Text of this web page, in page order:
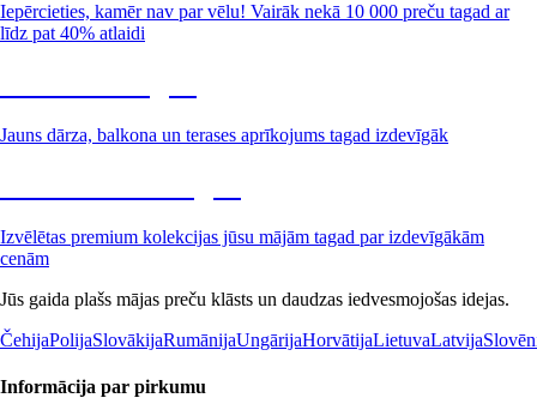
Iepērcieties, kamēr nav par vēlu! Vairāk nekā 10 000 preču tagad ar
līdz pat 40% atlaidi
Jauns dārza, balkona un terases aprīkojums tagad izdevīgāk
Izvēlētas premium kolekcijas jūsu mājām tagad par izdevīgākām
cenām
Jūs gaida plašs mājas preču klāsts un daudzas iedvesmojošas idejas.
ČehijaPolijaSlovākijaRumānijaUngārijaHorvātijaLietuvaLatvija
Informācija par pirkumu